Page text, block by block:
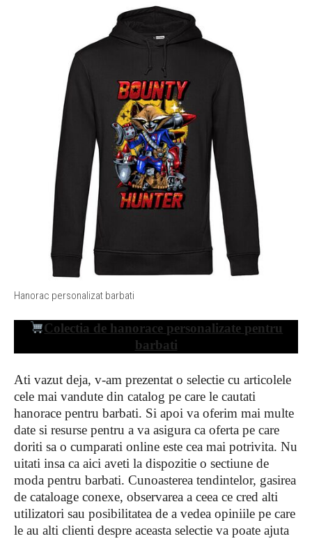
Hanorac personalizat barbati
Colectia de hanorace personalizate pentru
barbati
Ati vazut deja, v-am prezentat o selectie cu articolele
cele mai vandute din catalog pe care le cautati
hanorace pentru barbati. Si apoi va oferim mai multe
date si resurse pentru a va asigura ca oferta pe care
doriti sa o cumparati online este cea mai potrivita. Nu
uitati insa ca aici aveti la dispozitie o sectiune de
moda pentru barbati. Cunoasterea tendintelor, gasirea
de cataloage conexe, observarea a ceea ce cred alti
utilizatori sau posibilitatea de a vedea opiniile pe care
le au alti clienti despre aceasta selectie va poate ajuta